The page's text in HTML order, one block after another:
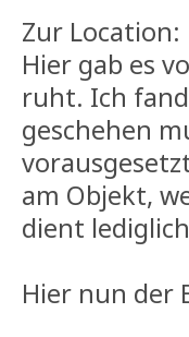
Zur Location:
Hier gab es
ruht. Ich
geschehen
am Objekt,
dient
Hier nun der